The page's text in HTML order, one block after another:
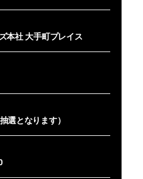
本社 大手町プレイス
選となります）